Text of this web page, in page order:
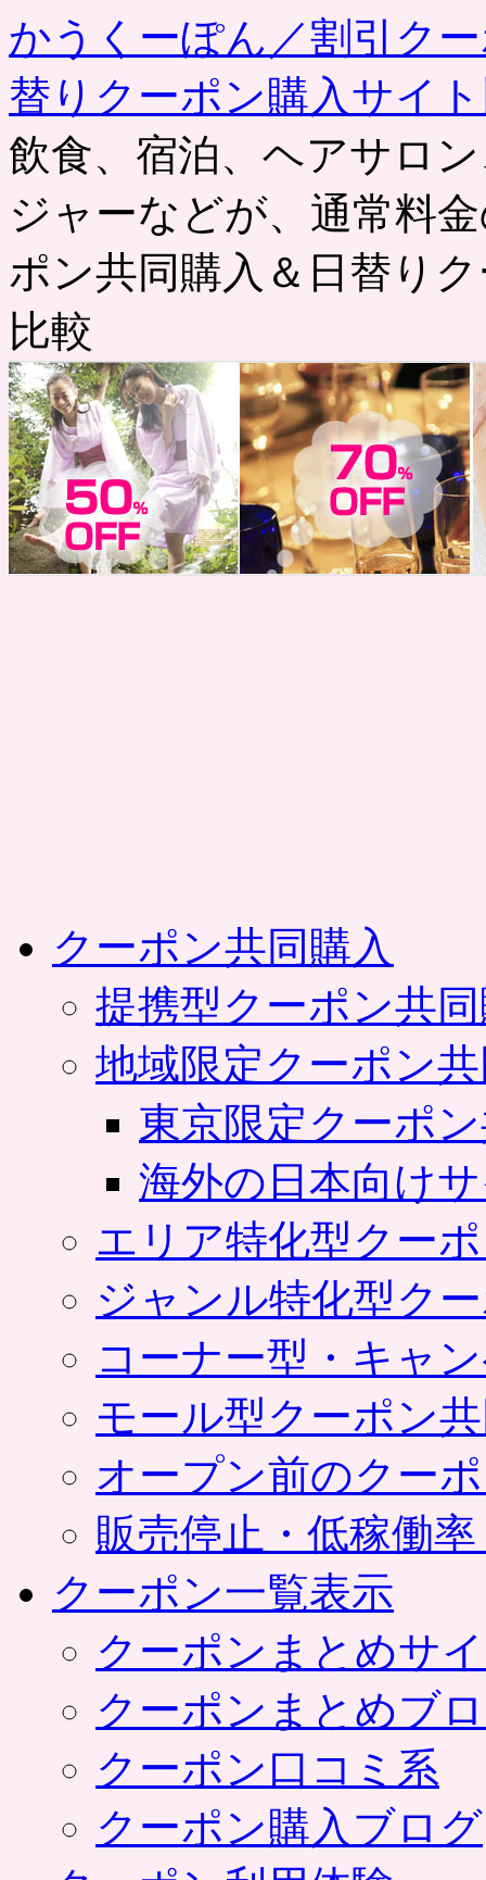
かうくーぽん／割引ク
替りクーポン購入サイ
飲食、宿泊、ヘアサロ
ジャーなどが、通常料
ポン共同購入＆日替り
比較
クーポン共同購入
提携型クーポン共
地域限定クーポン
東京限定クーポ
海外の日本向け
エリア特化型クー
ジャンル特化型ク
コーナー型・キャ
モール型クーポン
オープン前のクー
販売停止・低稼働
クーポン一覧表示
クーポンまとめサ
クーポンまとめブ
クーポン口コミ系
クーポン購入ブログ